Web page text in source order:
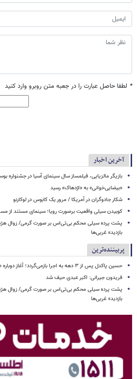
* لطفا حاصل عبارت را در جعبه متن روبرو وارد کنید
آخرین اخبار
بازیگر مالزیایی، فیلمساز سال سینمای آسیا در جشنواره
«بیضایی‌خوانی» به «اژدهاک» رسید
شکار جادوگران در آمریکا / مرور یک کابوس در لوکارنو
کوبیدن سیلی واقعیت برصورت رویا؛ سینمای مستند از
پشت پرده سیلی محکم بی‌تی‌اس بر صورت گرمی/ زوال
بازدید» غربی‌ها
پربیننده‌ترین
حسین پاکدل پس از ۳ دهه به اجرا بازمی‌گردد؛ آغاز دوباره «هزار داستان»
فریدون جیرانی: اکبر عبدی حیف شد
پشت پرده سیلی محکم بی‌تی‌اس بر صورت گرمی/ زوال
بازدید» غربی‌ها